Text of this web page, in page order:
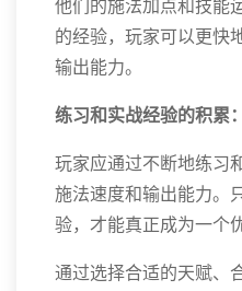
他们的施法加点和技能
的经验，玩家可以更快
输出能力。
练习和实战经验的积累：
玩家应通过不断地练习
施法速度和输出能力。
验，才能真正成为一个
通过选择合适的天赋、